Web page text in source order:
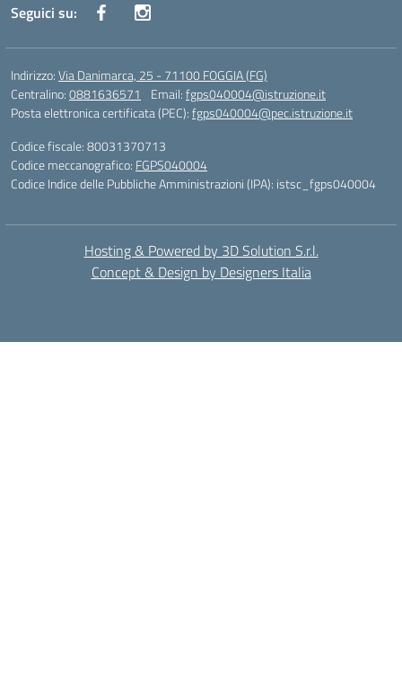
Seguici su:
Indirizzo:Via Danimarca, 25 - 71100 FOGGIA (FG)
Centralino:0881636571 Email:fgps040004@istruzione.it
Posta elettronica certificata (PEC):fgps040004@pec.istruzione.it
Codice fiscale: 80031370713
Codice meccanografico: FGPS040004
Codice Indice delle Pubbliche Amministrazioni (IPA): istsc_fgps040004
Hosting & Powered by 3D Solution S.r.l.
Concept & Design by Designers Italia